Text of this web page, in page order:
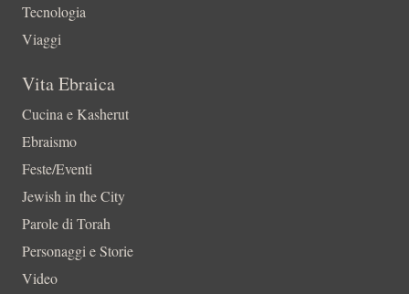
Tecnologia
Viaggi
Vita Ebraica
Cucina e Kasherut
Ebraismo
Feste/Eventi
Jewish in the City
Parole di Torah
Personaggi e Storie
Video